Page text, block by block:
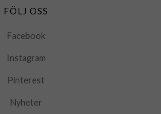
FÖLJ OSS
Facebook
Instagram
Pinterest
Nyheter